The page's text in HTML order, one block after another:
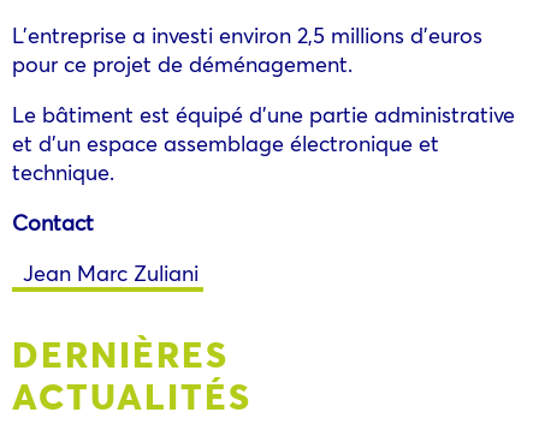
L’entreprise a investi environ 2,5 millions d’euros
pour ce projet de déménagement.
Le bâtiment est équipé d’une partie administrative
et d’un espace assemblage électronique et
technique.
Contact
Jean Marc Zuliani
DERNIÈRES
ACTUALITÉS